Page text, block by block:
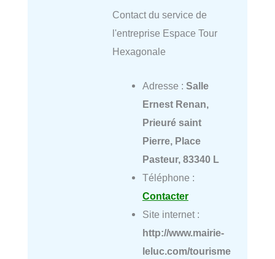
Contact du service de
l'entreprise Espace Tour
Hexagonale
Adresse : Salle
Ernest Renan,
Prieuré saint
Pierre, Place
Pasteur, 83340 L
Téléphone :
Contacter
Site internet :
http://www.mairie-
leluc.com/tourisme